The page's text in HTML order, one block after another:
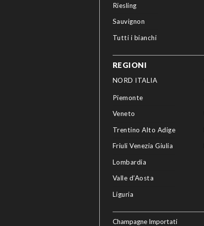
Riesling
Sauvignon
Tutti i bianchi
REGIONI
NORD ITALIA
Piemonte
Veneto
Trentino Alto Adige
Friuli Venezia Giulia
Lombardia
Valle d’Aosta
Liguria
Champagne Importati